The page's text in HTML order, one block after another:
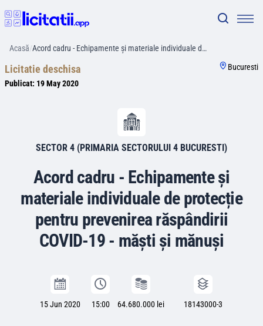
Acasă/Acord cadru - Echipamente și materiale individuale d…
Licitatie deschisa
Publicat: 19 May 2020
Bucuresti
SECTOR 4 (PRIMARIA SECTORULUI 4 BUCURESTI)
Acord cadru - Echipamente și
materiale individuale de protecție
pentru prevenirea răspândirii
COVID-19 - măști și mănuși
15 Jun 2020 15:00 64.680.000 lei 18143000-3